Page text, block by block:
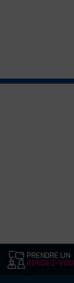
PRENDRE UN
RENDEZ-